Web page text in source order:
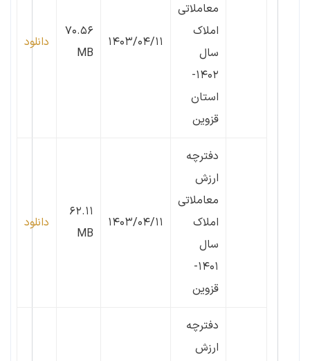
معاملاتی
املاک
سال
۱۴۰۲-
استان
قزوین
۱۴۰۳/۰۴/۱۱
۷۰.۵۶
MB
دانلود
دفترچه
ارزش
معاملاتی
املاک
سال
۱۴۰۱-
قزوین
۱۴۰۳/۰۴/۱۱
۶۲.۱۱
MB
دانلود
دفترچه
ارزش